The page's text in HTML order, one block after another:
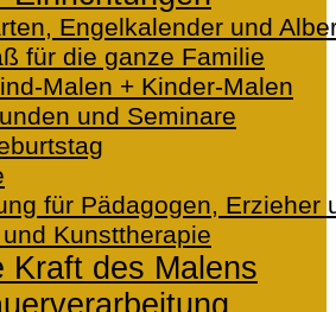
Engelkalender und
für die ganze Familie
Malen + Kinder-Malen
und Seminare
für Pädagogen, Erzieher
Kunsttherapie
Kraft des Malens